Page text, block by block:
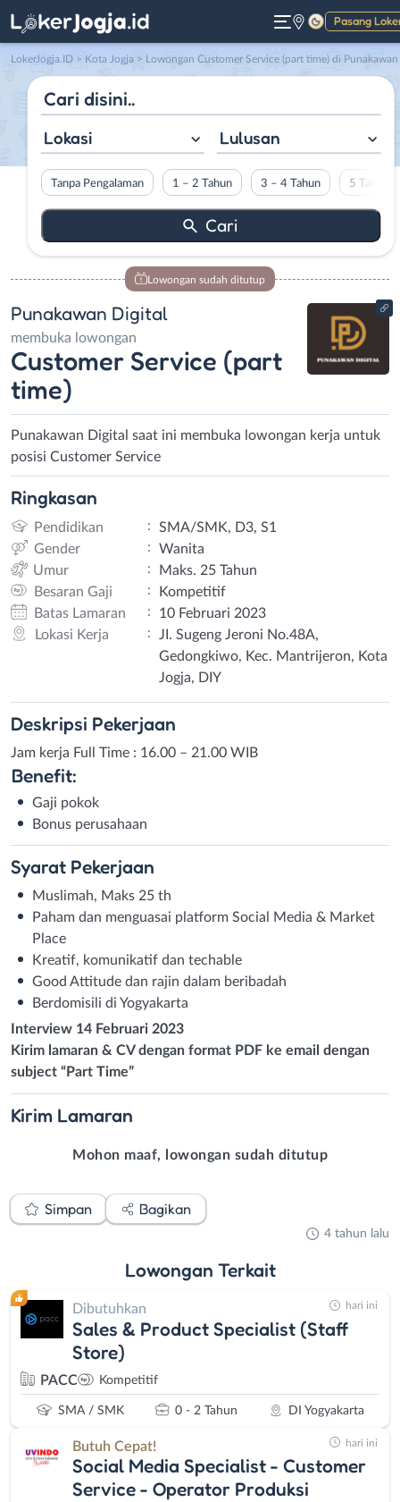
Pasang
Gelap
LokerJogja.ID > Kota Jogja > Lowongan Customer Service (part time) di Punakawan Digital
Lokasi Lulusan
Tanpa Pengalaman 1 – 2 Tahun 3 – 4 Tahun 5 Tahun
Lowongan sudah ditutup
Punakawan Digital
membuka lowongan
Customer Service (part
time)
Punakawan Digital saat ini membuka lowongan kerja untuk
posisi Customer Service
Ringkasan
Pendidikan :
SMA/SMK, D3, S1
Gender
:
Wanita
Umur
:
Maks. 25 Tahun
Besaran Gaji
:
Kompetitif
Batas Lamaran
:
10 Februari 2023
Lokasi Kerja
:
JI. Sugeng Jeroni No.48A,
Gedongkiwo, Kec. Mantrijeron, Kota
Jogja, DIY
Deskripsi Pekerjaan
Jam kerja Full Time : 16.00 – 21.00 WIB
Benefit:
Gaji pokok
Bonus perusahaan
Syarat Pekerjaan
Muslimah, Maks 25 th
Paham dan menguasai platform Social Media & Market
Place
Kreatif, komunikatif dan techable
Good Attitude dan rajin dalam beribadah
Berdomisili di Yogyakarta
Interview 14 Februari 2023
Kirim lamaran & CV dengan format PDF ke email dengan
subject “Part Time”
Kirim Lamaran
Mohon maaf, lowongan sudah ditutup
Simpan Bagikan
4 tahun lalu
Lowongan Terkait
Dibutuhkan
Sales & Product Specialist (Staff
Store)
PACC Kompetitif
SMA / SMK 0 - 2 Tahun DI Yogyakarta
hari ini
Butuh Cepat!
Social Media Specialist - Customer
Service - Operator Produksi
hari ini